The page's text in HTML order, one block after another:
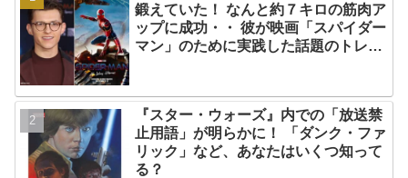
鍛えていた！ なんと約７キロの筋肉ア
ップに成功・・ 彼が映画「スパイダー
マン」のために実践した話題のトレー
『スター・ウォーズ』内での「放送禁
止用語」が明らかに！ 「ダンク・ファ
リック」など、あなたはいくつ知って
る？